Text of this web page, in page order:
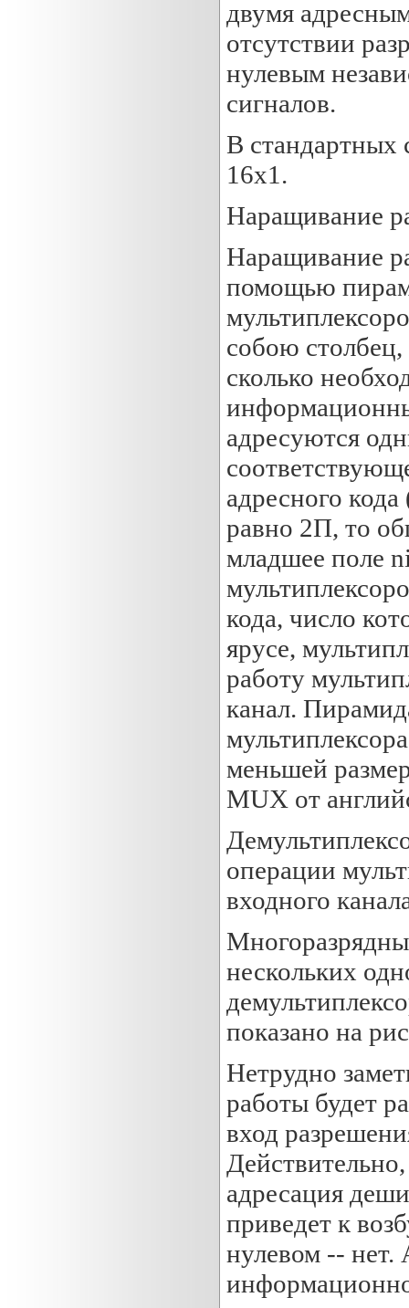
двумя
отсутствии
нулевым
сигналов.
В стандартных
16x1.
Наращивание
Наращивание
помощью
собою
сколько
адресуются
адресного
равно 2П, то
младшее поле
кода, число
ярусе,
работу
канал.
меньшей
MUX от
операции
входного
нескольких
показано на
Нетрудно
работы будет
вход
адресация
приведет к
нулевом -- нет.